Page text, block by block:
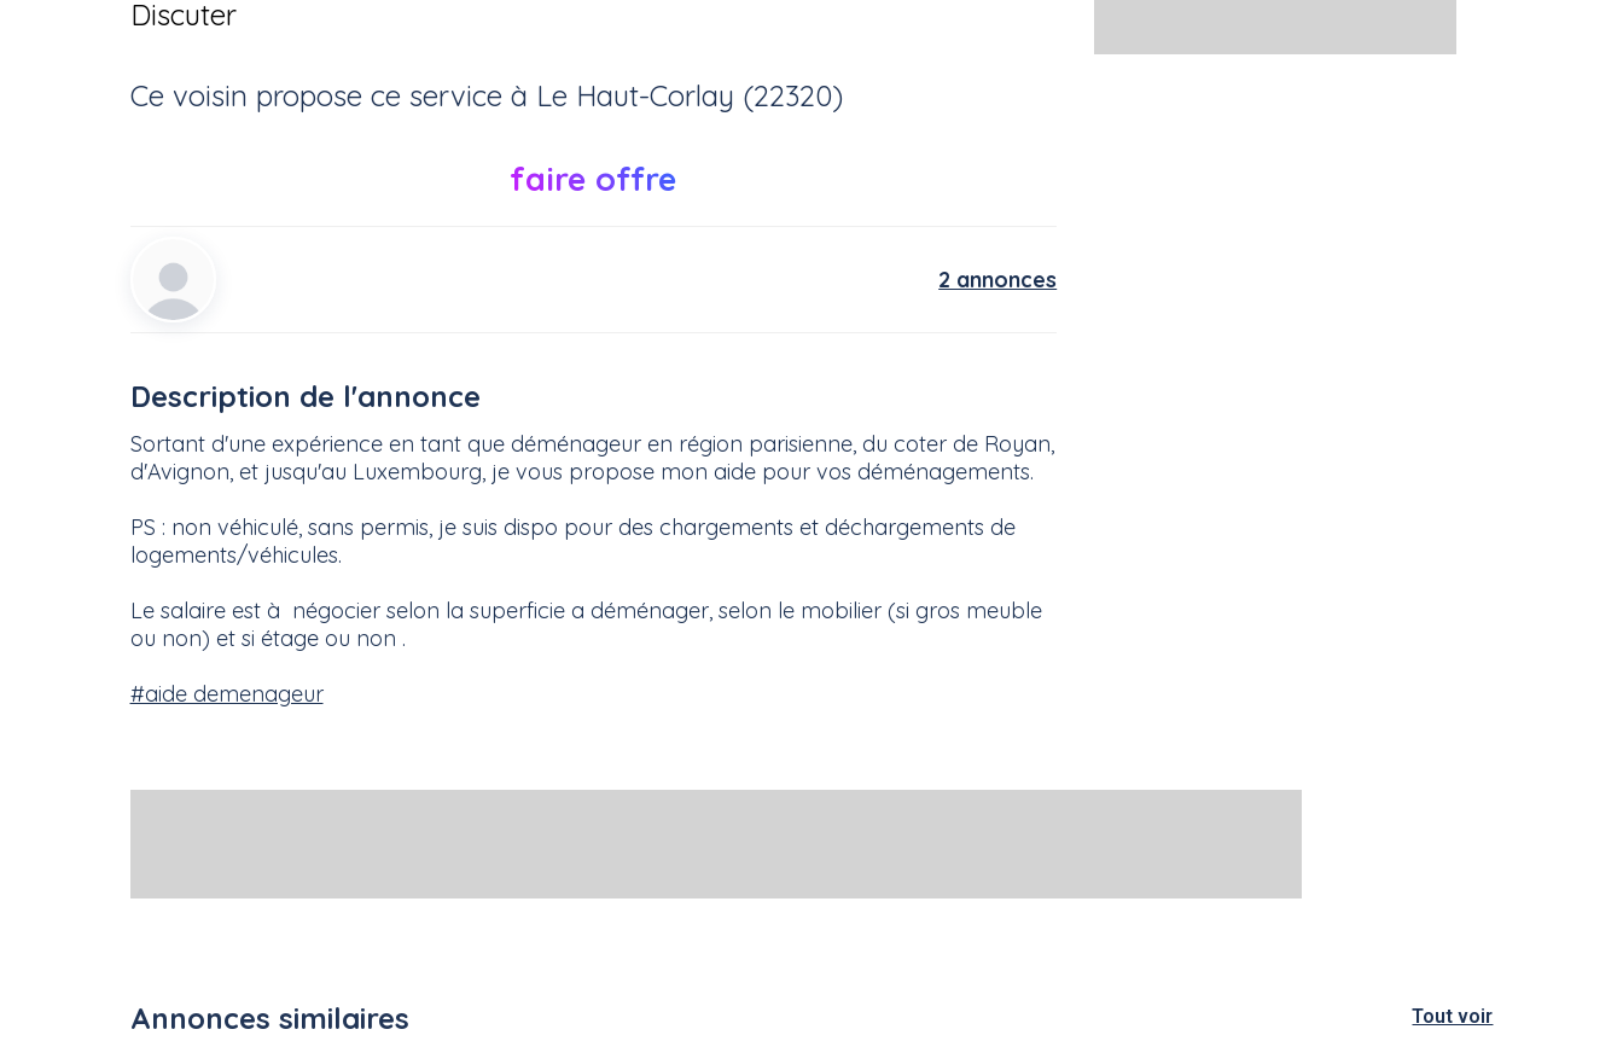
Discuter
Ce voisin propose ce service à Le Haut-Corlay (22320)
faire offre
2 annonces
Description de l'annonce
Sortant d'une expérience en tant que déménageur en région parisienne, du coter de Royan,
d'Avignon, et jusqu'au Luxembourg, je vous propose mon aide pour vos déménagements.
PS : non véhiculé, sans permis, je suis dispo pour des chargements et déchargements de
logements/véhicules.
Le salaire est à négocier selon la superficie a déménager, selon le mobilier (si gros meuble
ou non) et si étage ou non .
#aide demenageur
Annonces similaires Tout voir